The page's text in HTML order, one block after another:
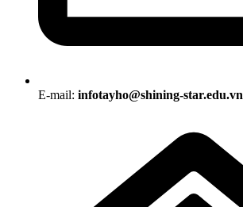
E-mail: infotayho@shining-star.edu.vn